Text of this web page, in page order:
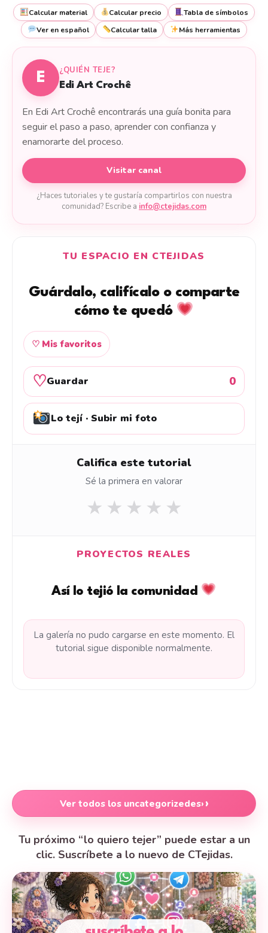
Calcular material Calcular precio
Tabla de símbolos
Ver en español
Calcular talla Más herramientas
E
¿QUIÉN TEJE?
Edi Art Crochê
En Edi Art Crochê encontrarás una guía bonita para
seguir el paso a paso, aprender con confianza y
enamorarte del proceso.
Visitar canal
¿Haces tutoriales y te gustaría compartirlos con nuestra
comunidad? Escribe a info@ctejidas.com
TU ESPACIO EN CTEJIDAS
Guárdalo, califícalo o comparte
cómo te quedó
♡ Mis favoritos
♡Guardar 0
Lo tejí · Subir mi foto
Califica este tutorial
Sé la primera en valorar
★ ★ ★ ★ ★
PROYECTOS REALES
Así lo tejió la comunidad
La galería no pudo cargarse en este momento. El
tutorial sigue disponible normalmente.
Ver todos los uncategorizedes›
Tu próximo “lo quiero tejer” puede estar a un
clic. Suscríbete a lo nuevo de CTejidas.